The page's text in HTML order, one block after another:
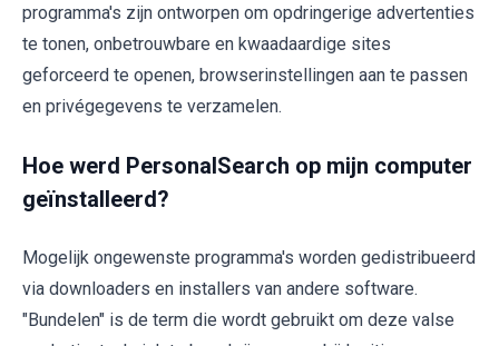
programma's zijn ontworpen om opdringerige advertenties
te tonen, onbetrouwbare en kwaadaardige sites
geforceerd te openen, browserinstellingen aan te passen
en privégegevens te verzamelen.
Hoe werd PersonalSearch op mijn computer
geïnstalleerd?
Mogelijk ongewenste programma's worden gedistribueerd
via downloaders en installers van andere software.
"Bundelen" is de term die wordt gebruikt om deze valse